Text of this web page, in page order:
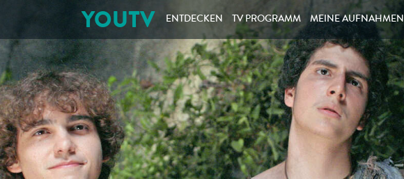
YOUTV ENTDECKEN TV PROGRAMM MEINEAUFNAHMEN